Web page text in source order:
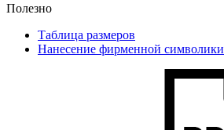
Полезно
Таблица размеров
Нанесение фирменной символики